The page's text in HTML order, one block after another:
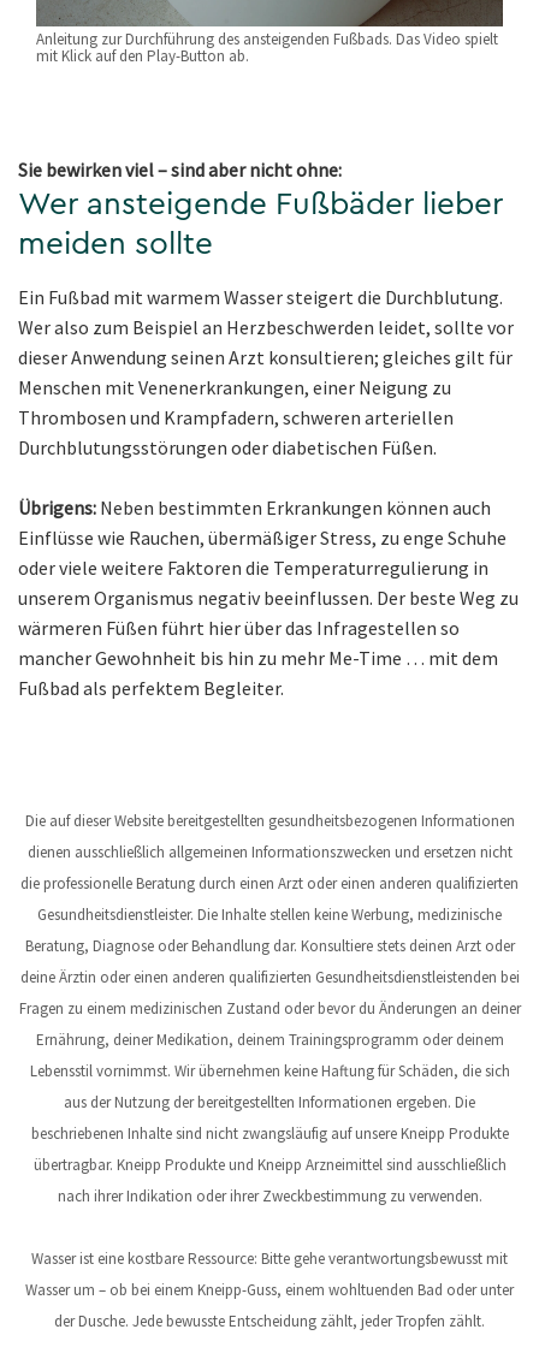
Anleitung zur Durchführung des ansteigenden Fußbads. Das Video spielt
mit Klick auf den Play-Button ab.
Sie bewirken viel – sind aber nicht ohne:
Wer ansteigende Fußbäder lieber
meiden sollte
Ein Fußbad mit warmem Wasser steigert die Durchblutung.
Wer also zum Beispiel an Herzbeschwerden leidet, sollte vor
dieser Anwendung seinen Arzt konsultieren; gleiches gilt für
Menschen mit Venenerkrankungen, einer Neigung zu
Thrombosen und Krampfadern, schweren arteriellen
Durchblutungsstörungen oder diabetischen Füßen.
Übrigens: Neben bestimmten Erkrankungen können auch
Einflüsse wie Rauchen, übermäßiger Stress, zu enge Schuhe
oder viele weitere Faktoren die Temperaturregulierung in
unserem Organismus negativ beeinflussen. Der beste Weg zu
wärmeren Füßen führt hier über das Infragestellen so
mancher Gewohnheit bis hin zu mehr Me-Time … mit dem
Fußbad als perfektem Begleiter.
Die auf dieser Website bereitgestellten gesundheitsbezogenen Informationen
dienen ausschließlich allgemeinen Informationszwecken und ersetzen nicht
die professionelle Beratung durch einen Arzt oder einen anderen qualifizierten
Gesundheitsdienstleister. Die Inhalte stellen keine Werbung, medizinische
Beratung, Diagnose oder Behandlung dar. Konsultiere stets deinen Arzt oder
deine Ärztin oder einen anderen qualifizierten Gesundheitsdienstleistenden bei
Fragen zu einem medizinischen Zustand oder bevor du Änderungen an deiner
Ernährung, deiner Medikation, deinem Trainingsprogramm oder deinem
Lebensstil vornimmst. Wir übernehmen keine Haftung für Schäden, die sich
aus der Nutzung der bereitgestellten Informationen ergeben. Die
beschriebenen Inhalte sind nicht zwangsläufig auf unsere Kneipp Produkte
übertragbar. Kneipp Produkte und Kneipp Arzneimittel sind ausschließlich
nach ihrer Indikation oder ihrer Zweckbestimmung zu verwenden.
Wasser ist eine kostbare Ressource: Bitte gehe verantwortungsbewusst mit
Wasser um – ob bei einem Kneipp-Guss, einem wohltuenden Bad oder unter
der Dusche. Jede bewusste Entscheidung zählt, jeder Tropfen zählt.